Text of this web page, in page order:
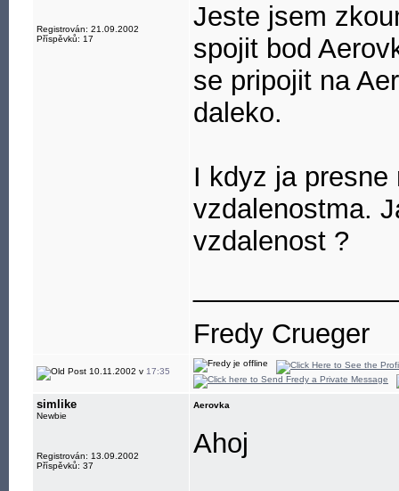
Registrován: 21.09.2002
Příspěvků: 17
Jeste jsem
spojit bod
se pripojit na
daleko.
I kdyz ja
vzdalenostma.
vzdalenost ?
Fredy Crueger
10.11.2002 v 17:35
simlike
Newbie
Registrován: 13.09.2002
Příspěvků: 37
Aerovka
Ahoj